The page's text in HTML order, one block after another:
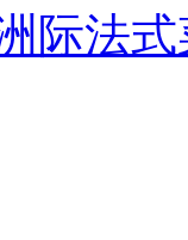
际法